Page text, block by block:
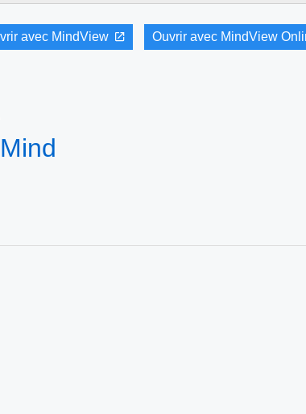
avec MindView Ouvrir avec MindView